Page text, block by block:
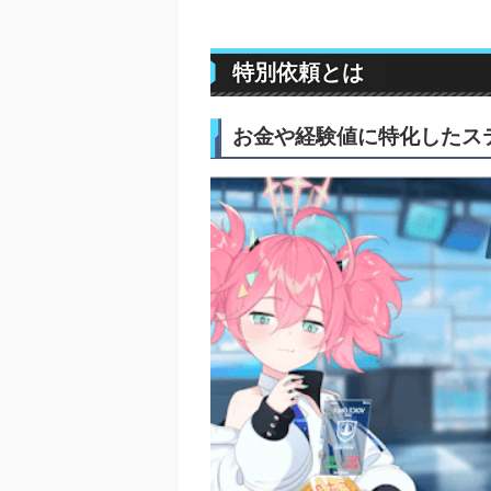
特別依頼とは
お金や経験値に特化したス